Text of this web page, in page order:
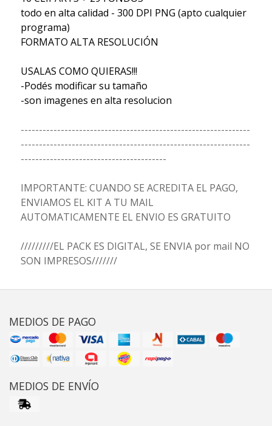
todo en alta calidad - 300 DPI PNG (apto cualquier
programa)
FORMATO ALTA RESOLUCIÓN
USALAS COMO QUIERAS!!!
-Podés modificar su tamaño
-son imagenes en alta resolucion
---------------------------------------------------------------
---------------------------------------------------------------
----------------------------------------
IMPORTANTE: CUANDO SE ACREDITA EL PAGO,
ENVIAMOS EL KIT A TU MAIL
AUTOMATICAMENTE EL ENVIO ES GRATUITO
/////////EL PACK ES DIGITAL, SE ENVIA por mail NO
SON IMPRESOS///////
MEDIOS DE PAGO
MEDIOS DE ENVÍO